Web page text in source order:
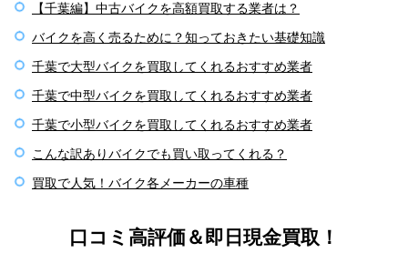
【千葉編】中古バイクを高額買取する業者は？
バイクを高く売るために？知っておきたい基礎知識
千葉で大型バイクを買取してくれるおすすめ業者
千葉で中型バイクを買取してくれるおすすめ業者
千葉で小型バイクを買取してくれるおすすめ業者
こんな訳ありバイクでも買い取ってくれる？
買取で人気！バイク各メーカーの車種
口コミ高評価＆即日現金買取！